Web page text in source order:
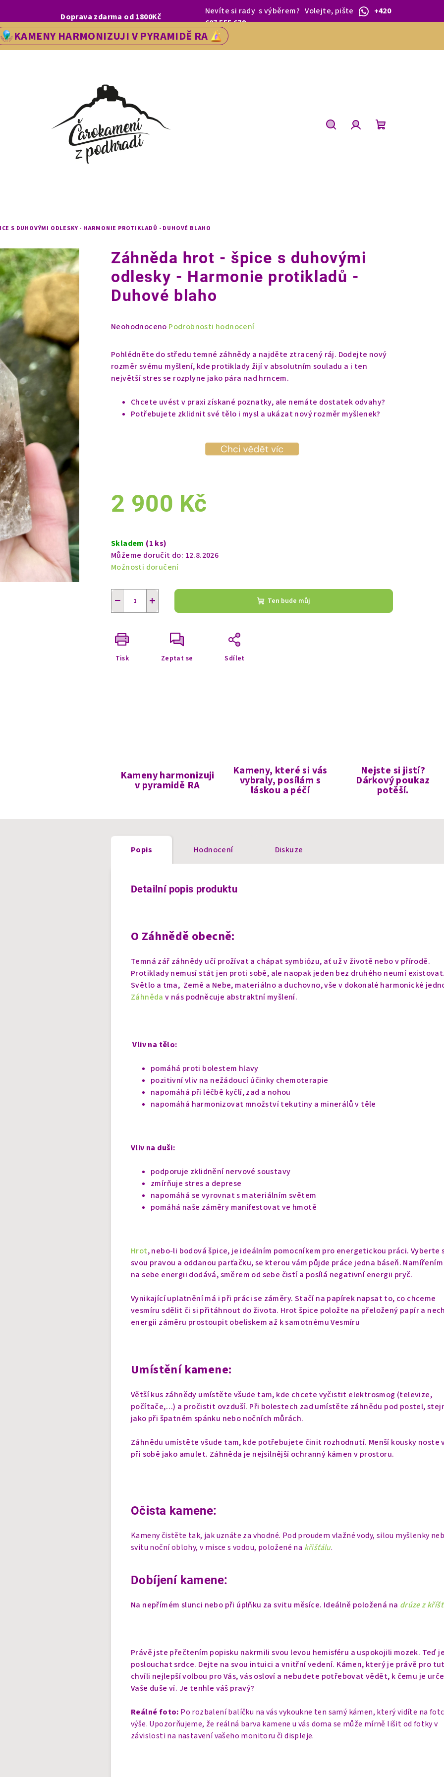
LETOS SE NA VÁS V NAŠÍ PRODEJNĚ V ŘEDHOŠTI BUDEME TĚŠIT OD 1.BŘEZNA.
Doprava zdarma od 1800Kč
Nevíte si rady s výběrem?Volejte, pište
+420
607 555 679
KAMENY HARMONIZUJI V PYRAMIDĚ RA
S DUHOVÝMI ODLESKY - HARMONIE PROTIKLADŮ - DUHOVÉ BLAHO
Záhněda hrot - špice s duhovými
odlesky - Harmonie protikladů -
Duhové blaho
Průměrné
produktu
0,0
hvězdiček.
Neohodnoceno Podrobnosti hodnocení
Pohlédněte do středu temné záhnědy a najděte ztracený ráj. Dodejte nový
rozměr svému myšlení, kde protiklady žijí v absolutním souladu a i ten
největší stres se rozplyne jako pára nad hrncem.
Chcete uvést v praxi získané poznatky, ale nemáte dostatek odvahy?
Potřebujete zklidnit své tělo i mysl a ukázat nový rozměr myšlenek?
2 900 Kč
cena:
Skladem (1 ks)
Můžeme doručit do: 12.8.2026
Možnosti doručení
+
− Ten bude můj
Tisk Zeptat se Sdílet
Kameny harmonizuji
v pyramidě RA
Kameny, které si vás
vybraly, posílám s
láskou a péčí
Nejste si jistí?
Dárkový poukaz
potěší.
Popis Hodnocení Diskuze
Detailní popis produktu
O Záhnědě obecně:
Temná zář záhnědy učí prožívat a chápat symbiózu, ať už v životě nebo v přírodě.
Protiklady nemusí stát jen proti sobě, ale naopak jeden bez druhého neumí
Světlo a tma, Země a Nebe, materiálno a duchovno, vše v dokonalé harmonické
Záhněda v nás podněcuje abstraktní myšlení.
Vliv na tělo:
pomáhá proti bolestem hlavy
pozitivní vliv na nežádoucí účinky chemoterapie
napomáhá při léčbě kyčlí, zad a nohou
napomáhá harmonizovat množství tekutiny a minerálů v těle
Vliv na duši:
podporuje zklidnění nervové soustavy
zmírňuje stres a deprese
napomáhá se vyrovnat s materiálním světem
pomáhá naše záměry manifestovat ve hmotě
Hrot, nebo-li bodová špice, je ideálním pomocníkem pro energetickou práci. Vyberte
svou pravou a oddanou parťačku, se kterou vám půjde práce jedna báseň.
na sebe energii dodává, směrem od sebe čistí a posílá negativní energii pryč.
Vynikající uplatnění má i při práci se záměry. Stačí na papírek napsat to, co chceme
vesmíru sdělit či si přitáhnout do života. Hrot špice položte na přeložený papír a
energii záměru prostoupit obeliskem až k samotnému Vesmíru
Umístění kamene:
Větší kus záhnědy umístěte všude tam, kde chcete vyčistit elektrosmog (televize,
počítače,…) a pročistit ovzduší. Při bolestech zad umístěte záhnědu pod postel,
jako při špatném spánku nebo nočních můrách.
Záhnědu umístěte všude tam, kde potřebujete činit rozhodnutí. Menší kousky noste
při sobě jako amulet. Záhněda je nejsilnější ochranný kámen v prostoru.
Očista kamene:
Kameny čistěte tak, jak uznáte za vhodné. Pod proudem vlažné vody, silou myšlenky
svitu noční oblohy, v misce s vodou, položené na křišťálu.
Dobíjení kamene:
Na nepřímém slunci nebo při úplňku za svitu měsíce. Ideálně položená na drúze z
Právě jste přečtením popisku nakrmili svou levou hemisféru a uspokojili mozek. Teď
poslouchat srdce. Dejte na svou intuici a vnitřní vedení. Kámen, který je právě pro
chvíli nejlepší volbou pro Vás, vás osloví a nebudete potřebovat vědět, k čemu je
Vaše duše ví. Je tenhle váš pravý?
Reálné foto: Po rozbalení balíčku na vás vykoukne ten samý kámen, který vidíte na
výše. Upozorňujeme, že reálná barva kamene u vás doma se může mírně lišit od fotky v
závislosti na nastavení vašeho monitoru či displeje.